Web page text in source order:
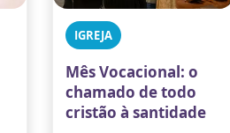
IGREJA
Mês Vocacional: o
chamado de todo
cristão à santidade